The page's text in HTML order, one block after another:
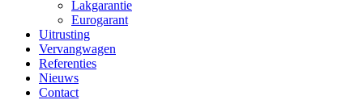
Lakgarantie
Eurogarant
Uitrusting
Vervangwagen
Referenties
Nieuws
Contact